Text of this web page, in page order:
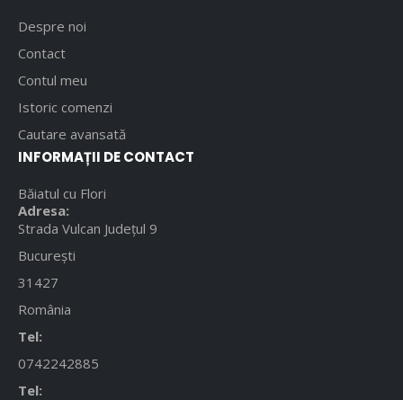
Despre noi
Contact
Contul meu
Istoric comenzi
Cautare avansată
INFORMAȚII DE CONTACT
Băiatul cu Flori
Adresa:
Strada Vulcan Județul 9
București
31427
România
Tel:
0742242885
Tel: